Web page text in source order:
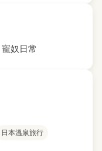
寵奴日常
日本溫泉旅行